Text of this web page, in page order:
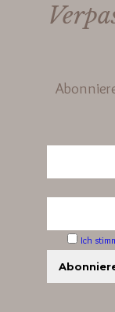
Ich